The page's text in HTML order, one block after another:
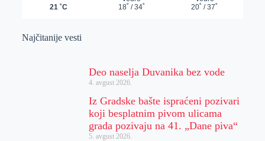
Najčitanije vesti
Deo naselja Duvanika bez vode
4. avgust 2026.
Iz Gradske bašte ispraćeni pozivari
koji besplatnim pivom ulicama
grada pozivaju na 41. „Dane piva“
5. avgust 2026.